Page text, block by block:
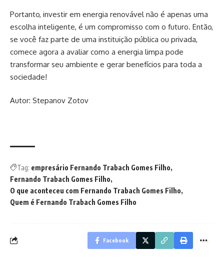
Portanto, investir em energia renovável não é apenas uma
escolha inteligente, é um compromisso com o futuro. Então,
se você faz parte de uma instituição pública ou privada,
comece agora a avaliar como a energia limpa pode
transformar seu ambiente e gerar benefícios para toda a
sociedade!
Autor: Stepanov Zotov
Tag: empresário Fernando Trabach Gomes Filho
Fernando Trabach Gomes Filho
O que aconteceu com Fernando Trabach Gomes Filho
Quem é Fernando Trabach Gomes Filho
Facebook